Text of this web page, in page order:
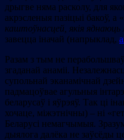
дрыгве няма расколу, для
акрэсленыя пазіцыі бакоў, а «
каштоўнасцей, якія
завецца іначай (напрыклад,
Разам з тым не
згаданай анаміі.
супольнай эканамічнай
падмацоўвае агульныя
беларусаў і яўрэяў. Так ці
хочаце, міжэтнічны) – ні
Беларусі немагчымыя.
дыялога далёка не заўсёды